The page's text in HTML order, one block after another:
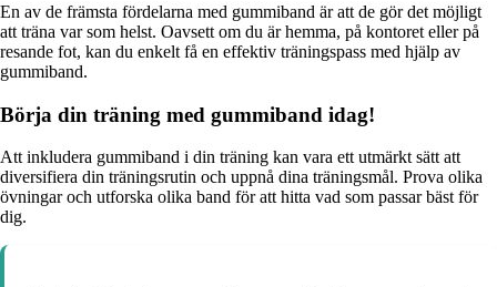
En av de främsta fördelarna med gummiband är att de gör det möjligt
att träna var som helst. Oavsett om du är hemma, på kontoret eller på
resande fot, kan du enkelt få en effektiv träningspass med hjälp av
gummiband.
Börja din träning med gummiband idag!
Att inkludera gummiband i din träning kan vara ett utmärkt sätt att
diversifiera din träningsrutin och uppnå dina träningsmål. Prova olika
övningar och utforska olika band för att hitta vad som passar bäst för
dig.